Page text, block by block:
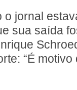
jornal
sua saída
“É